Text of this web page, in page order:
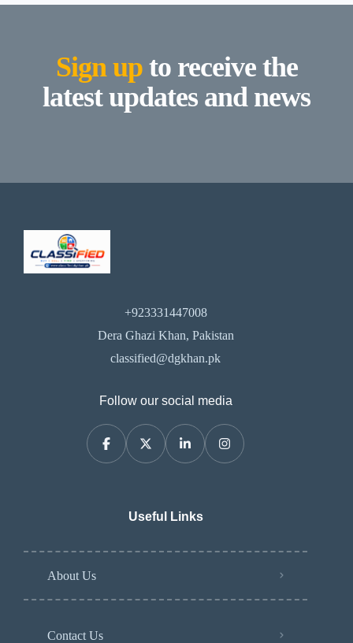
Sign upto receive the
latest updates and news
+923331447008
Dera Ghazi Khan, Pakistan
classified@dgkhan.pk
Follow our social media
Useful Links
About Us
Contact Us